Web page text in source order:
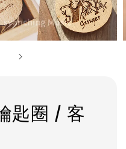
匙圈 / 客